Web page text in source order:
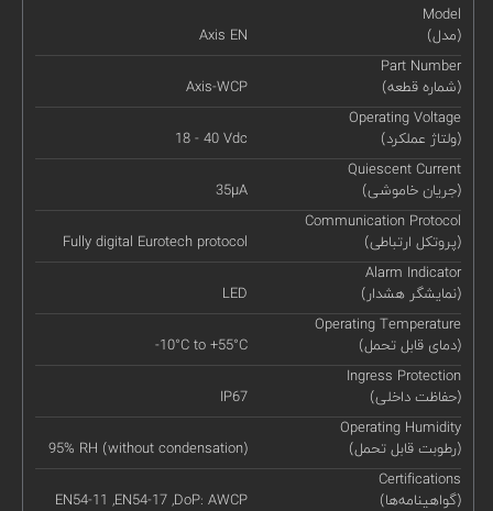
Model
(مدل)
Axis EN
Part Number
(شماره قطعه)
Axis-WCP
Operating Voltage
(ولتاژ عملکرد)
18 - 40 Vdc
Quiescent Current
(جریان خاموشی)
35µA
Communication Protocol
(پروتکل ارتباطی)
Fully digital Eurotech protocol
Alarm Indicator
(نمایشگر هشدار)
LED
Operating Temperature
(دمای قابل تحمل)
-10°C to +55°C
Ingress Protection
(حفاظت داخلی)
IP67
Operating Humidity
(رطوبت قابل تحمل)
95% RH (without condensation)
Certifications
(گواهینامه‌ها)
EN54-11 ,EN54-17 ,DoP: AWCP